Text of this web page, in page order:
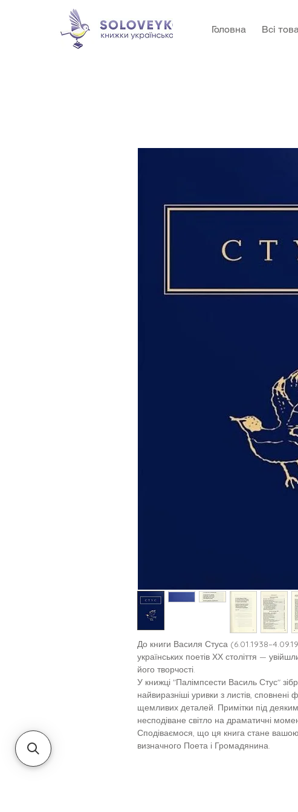
Головна Всі
До книги Василя Стуса
українських поетів ХХ століття —
його творчості.
У книжці "Палімпсести Василь Стус"
найвиразніші уривки з листів, сповнені
щемливих деталей. Примітки під
несподіване світло на драматичні
Сподіваємося, що ця книга стане
визначного Поета і Громадянина.